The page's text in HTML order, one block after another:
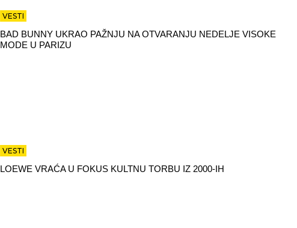
VESTI
BAD BUNNY UKRAO PAŽNJU NA OTVARANJU NEDELJE VISOKE
MODE U PARIZU
VESTI
LOEWE VRAĆA U FOKUS KULTNU TORBU IZ 2000-IH